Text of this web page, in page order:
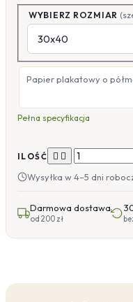
WYBIERZ ROZMIAR
Papier plakatowy o
Pełna specyfikacja
ILOŚĆ  
Wysyłka w 4–5 dni
Darmowa dostawa
od 200 zł